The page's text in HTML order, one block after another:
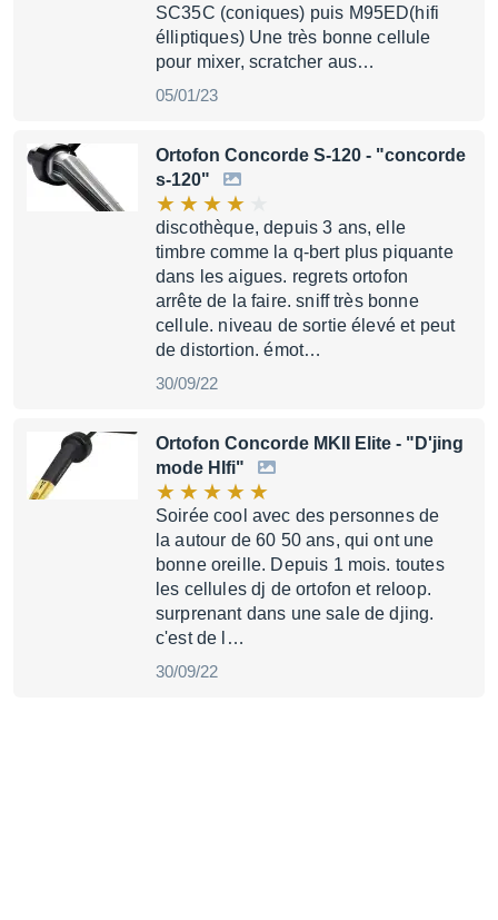
SC35C (coniques) puis M95ED(hifi
élliptiques) Une très bonne cellule
pour mixer, scratcher aus…
05/01/23
Ortofon Concorde S-120 - "concorde
s-120"
discothèque, depuis 3 ans, elle
timbre comme la q-bert plus piquante
dans les aigues. regrets ortofon
arrête de la faire. sniff très bonne
cellule. niveau de sortie élevé et peut
de distortion. émot…
30/09/22
Ortofon Concorde MKII Elite - "D'jing
mode HIfi"
Soirée cool avec des personnes de
la autour de 60 50 ans, qui ont une
bonne oreille. Depuis 1 mois. toutes
les cellules dj de ortofon et reloop.
surprenant dans une sale de djing.
c'est de l…
30/09/22